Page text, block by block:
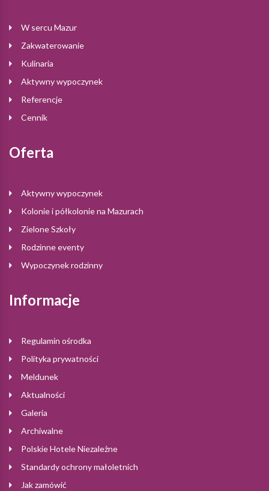
W sercu Mazur
Zakwaterowanie
Kulinaria
Aktywny wypoczynek
Referencje
Cennik
Oferta
Aktywny wypoczynek
Kolonie i półkolonie na Mazurach
Zielone Szkoły
Rodzinne eventy
Wypoczynek rodzinny
Informacje
Regulamin ośrodka
Polityka prywatności
Meldunek
Aktualności
Galeria
Archiwalne
Polskie Hotele Niezależne
Standardy ochrony małoletnich
Jak zamówić